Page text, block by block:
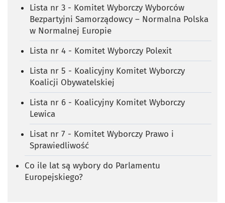
Lista nr 3 - Komitet Wyborczy Wyborców
Bezpartyjni Samorządowcy – Normalna Polska
w Normalnej Europie
Lista nr 4 - Komitet Wyborczy Polexit
Lista nr 5 - Koalicyjny Komitet Wyborczy
Koalicji Obywatelskiej
Lista nr 6 - Koalicyjny Komitet Wyborczy
Lewica
Lisat nr 7 - Komitet Wyborczy Prawo i
Sprawiedliwość
Co ile lat są wybory do Parlamentu
Europejskiego?